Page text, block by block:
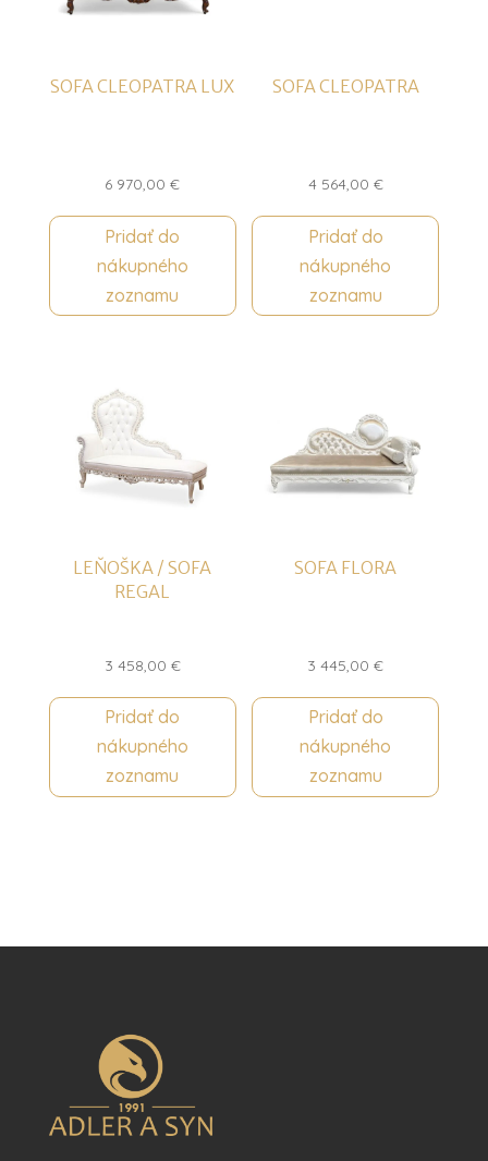
SOFA CLEOPATRA LUX
6 970,00€
Pridať do
nákupného
zoznamu
SOFA CLEOPATRA
4 564,00 €
Pridať do
nákupného
zoznamu
LEŇOŠKA / SOFA
REGAL
3 458,00 €
Pridať do
nákupného
zoznamu
SOFA FLORA
3 445,00€
Pridať do
nákupného
zoznamu